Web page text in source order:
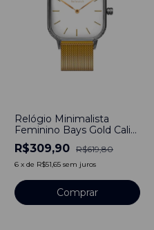
Relógio Minimalista
Feminino Bays Gold Cali
Pulseira Dourado 40mm
Aço Inoxidável banhado a
titânio
R$309,90 R$619,80
6 x de R$51,65 sem juros
Comprar